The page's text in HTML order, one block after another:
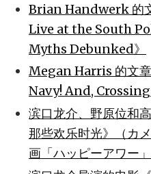
Brian Handwerk 的
Live at the South
Myths Debunked》
Megan Harris 的文
Navy! And,
滨口龙介、野原位和
那些欢乐时光》（カ
画「ハッピーアワー